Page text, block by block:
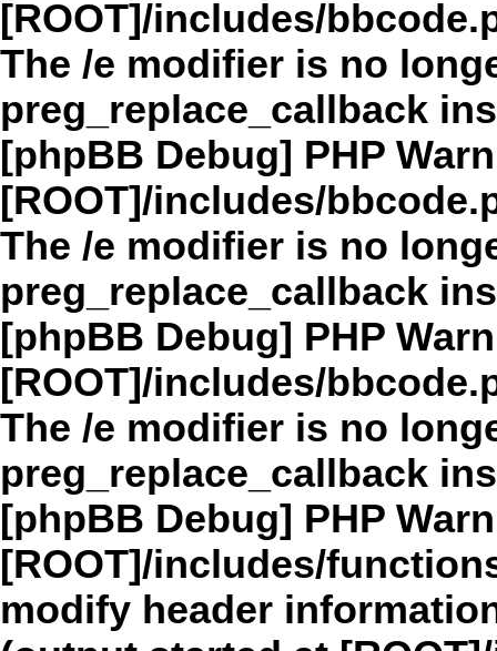
[ROOT]/includes/
The /e modifier is no
preg_replace_callback
[phpBB Debug] PHP
[ROOT]/includes/
The /e modifier is no
preg_replace_callback
[phpBB Debug] PHP
[ROOT]/includes/
The /e modifier is no
preg_replace_callback
[phpBB Debug] PHP
[ROOT]/includes/
modify header